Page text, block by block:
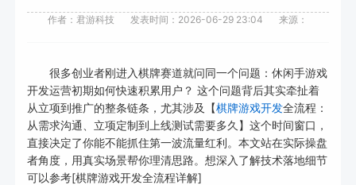
作者：君游科技 发表时间：2026-06-29 23:04 来源：
很多创业者刚进入棋牌赛道就问同一个问题：休闲手游戏
开发运营初期如何快速积累用户？ 这个问题背后其实牵扯着
从立项到推广的整条链条，尤其涉及【棋牌游戏开发全流程：
从需求沟通、立项定制到上线测试需要多久】这个时间窗口，
直接决定了你能不能抓住第一波流量红利。本文站在实际操盘
者角度，用真实场景帮你理清思路。想深入了解技术落地细节
可以参考[棋牌游戏开发全流程详解]